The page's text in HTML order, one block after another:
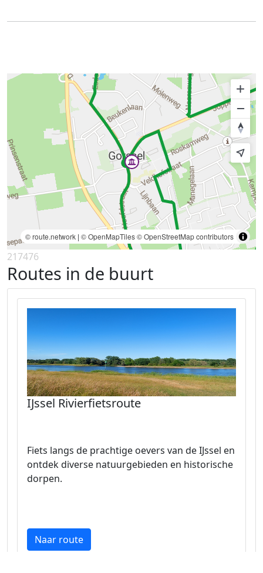
© route.network | © OpenMapTiles© OpenStreetMap contributors
217476
Routes in de buurt
IJssel Rivierfietsroute
Fiets langs de prachtige oevers van de IJssel en
ontdek diverse natuurgebieden en historische
dorpen.
Naar route